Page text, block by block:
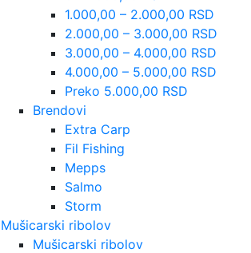
1.000,00 – 2.000,00 RSD
2.000,00 – 3.000,00 RSD
3.000,00 – 4.000,00 RSD
4.000,00 – 5.000,00 RSD
Preko 5.000,00 RSD
Brendovi
Extra Carp
Fil Fishing
Mepps
Salmo
Storm
Mušicarski ribolov
Mušicarski ribolov